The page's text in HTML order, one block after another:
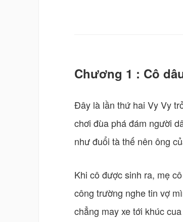
Chương 1 : Cô
Đây là lần thứ hai Vy Vy
chơi đùa phá đám người
như đuổi tà thế nên ông
Khi cô được sinh ra, mẹ
công trường nghe tin vợ
chẳng may xe tới khúc